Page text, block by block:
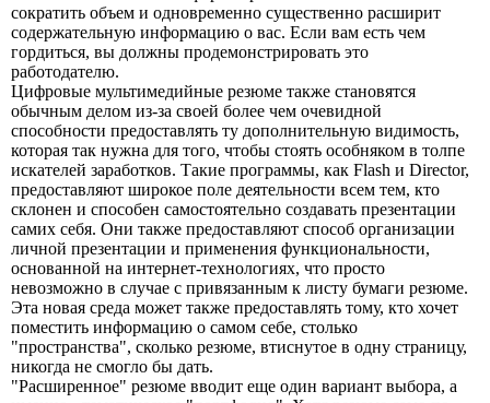
сократить объем и одновременно существенно расширит
содержательную информацию о вас. Если вам есть чем
гордиться, вы должны продемонстрировать это
работодателю.
Цифровые мультимедийные резюме также становятся
обычным делом из-за своей более чем очевидной
способности предоставлять ту дополнительную видимость,
которая так нужна для того, чтобы стоять особняком в толпе
искателей заработков. Такие программы, как Flash и Director,
предоставляют широкое поле деятельности всем тем, кто
склонен и способен самостоятельно создавать презентации
самих себя. Они также предоставляют способ организации
личной презентации и применения функциональности,
основанной на интернет-технологиях, что просто
невозможно в случае с привязанным к листу бумаги резюме.
Эта новая среда может также предоставлять тому, кто хочет
поместить информацию о самом себе, столько
"пространства", сколько резюме, втиснутое в одну страницу,
никогда не смогло бы дать.
"Расширенное" резюме вводит еще один вариант выбора, а